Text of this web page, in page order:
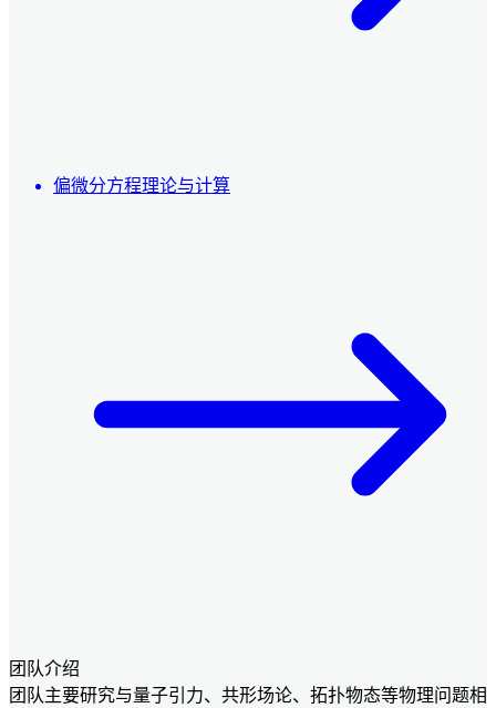
偏微分方程理论与计算
团队介绍
团队主要研究与量子引力、共形场论、拓扑物态等物理问题相